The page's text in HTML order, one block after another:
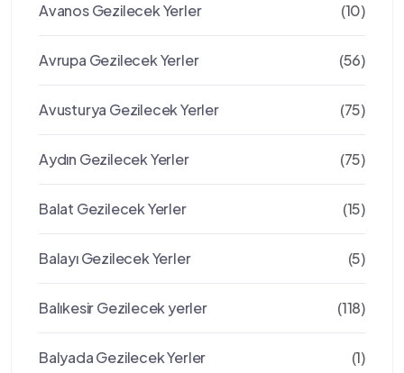
Avanos Gezilecek Yerler (10)
Avrupa Gezilecek Yerler (56)
Avusturya Gezilecek Yerler (75)
Aydın Gezilecek Yerler (75)
Balat Gezilecek Yerler (15)
Balayı Gezilecek Yerler (5)
Balıkesir Gezilecek yerler (118)
Balyada Gezilecek Yerler (1)